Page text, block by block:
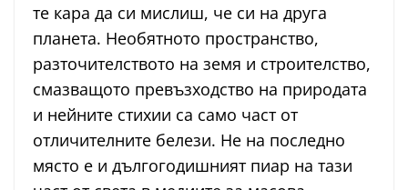
те кара да си мислиш, че си на друга
планета. Необятното пространство,
разточителството на земя и строителство,
смазващото превъзходство на природата
и нейните стихии са само част от
отличителните белези. Не на последно
място е и дългогодишният пиар на тази